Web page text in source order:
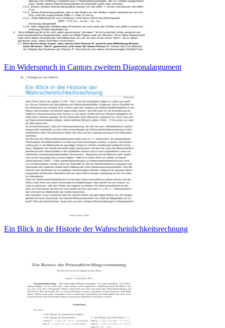
Ein Widerspruch in Cantors zweitem Diagonalargument
Ein Blick in die Historie der Wahrscheinlichkeitsrechnung